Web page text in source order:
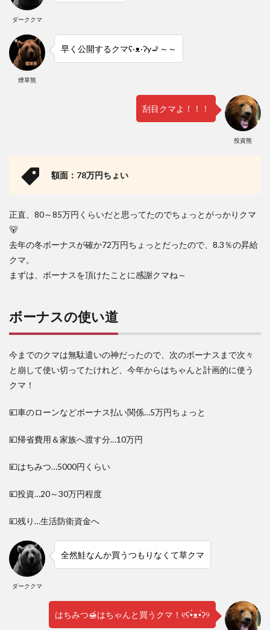
ダーククマ
煙草熊
早く公開するクマʕ·ᴥ·ʔy🚬～～
投資熊
刮目クマよ！！！
額面：78万円ちょい
正直、80～85万円くらいだと思ってたのでちょっとがっかりクマ
🐻
去年の冬ボーナスが確か72万円ちょっとだったので、8.3％の昇給
クマ。
まずは、ボーナスを頂けたことに感謝クマね～
ボーナスの使い道
今までのクマは無駄遣いの神だったので、次のボーナスまで次々
と崩して使い切ってたけれど、今年からはちゃんと計画的に使う
クマ！
💴車のローンなどボーナス払い関係…5万円ちょっと
💴帰省費用＆家族へ渡す分…10万円
💴はちみつ…5000円くらい
💴投資…20～30万円程度
💴残り…生活防衛資金へ
ダーククマ
全然鮭なんか買うつもりなくて草クマ
はちみつ🍯はちゃんと買うクマ！୧ʕ•̀ᴥ•́ʔ୨